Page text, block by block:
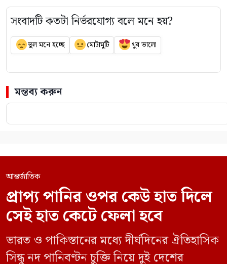
সংবাদটি কতটা নির্ভরযোগ্য বলে মনে হয়?
ভুল মনে হচ্ছে মোটামুটি খুব ভালো
মন্তব্য করুন
আন্তর্জাতিক
প্রাপ্য পানির ওপর কেউ হাত দিলে
সেই হাত কেটে ফেলা হবে
ভারত ও পাকিস্তানের মধ্যে দীর্ঘদিনের ঐতিহাসিক
সিন্ধু নদ পানিবণ্টন চুক্তি নিয়ে দুই দেশের